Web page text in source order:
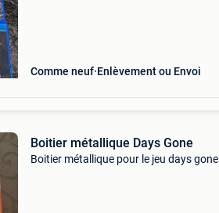
Comme neuf Enlèvement ou Envoi
Boitier métallique Days Gone
Boitier métallique pour le jeu days gone